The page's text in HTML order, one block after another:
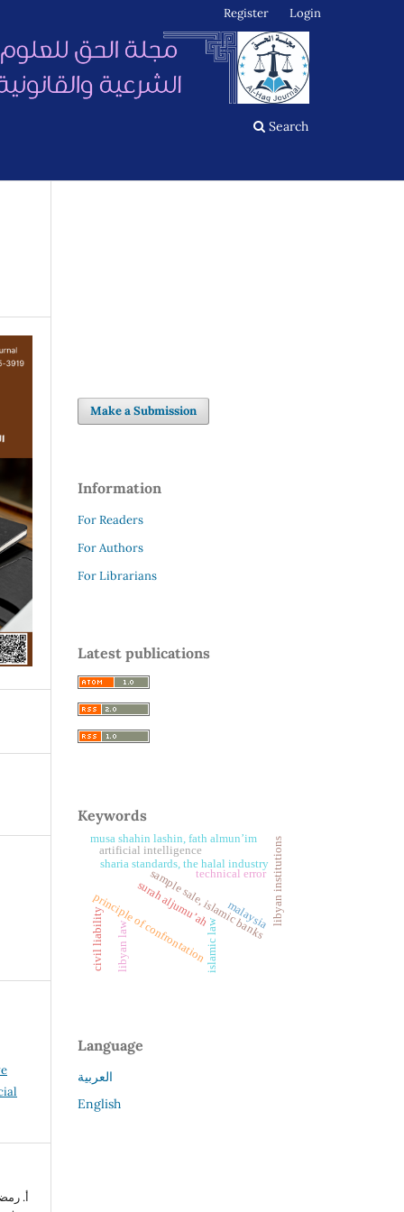
Search
Register Login
Make a Submission
Information
For Readers
For Authors
For Librarians
Latest publications
Keywords
sample sale, islamic banks
malaysia
sharia standards, the halal industry libyan institutions
islamic law
principle of confrontation
artificial intelligence
civil liability libyan law
musa shahin lashin, fath almun’im
surah aljumu’ah
technical error
Language
العربية
English